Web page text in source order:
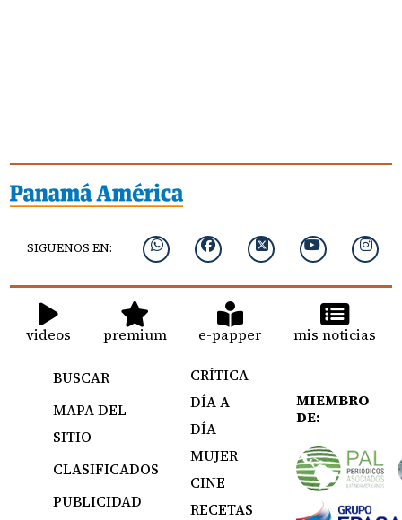
SIGUENOS EN:
videos premium e-papper mis noticias
BUSCAR
MAPA DEL
SITIO
CLASIFICADOS
PUBLICIDAD
CRÍTICA
DÍA A
DÍA
MUJER
CINE
RECETAS
MIEMBRO
DE: